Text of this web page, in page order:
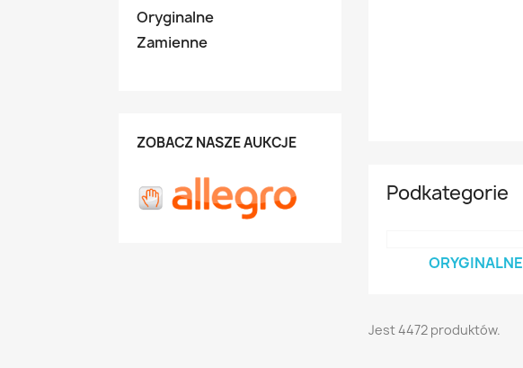
Oryginalne
Zamienne
ZOBACZ NASZE AUKCJE
Podkategorie
ORYGINALNE
Jest 4472 produktów.